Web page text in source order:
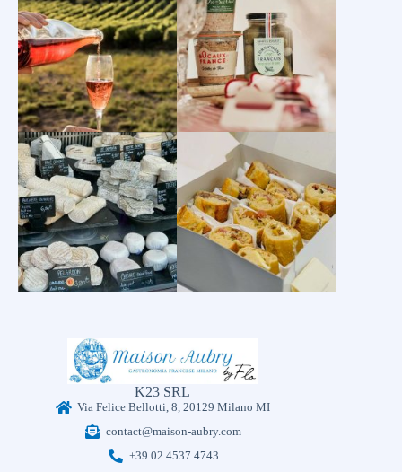
K23 SRL
Via Felice Bellotti, 8, 20129 Milano MI
contact@maison-aubry.com
+39 02 4537 4743